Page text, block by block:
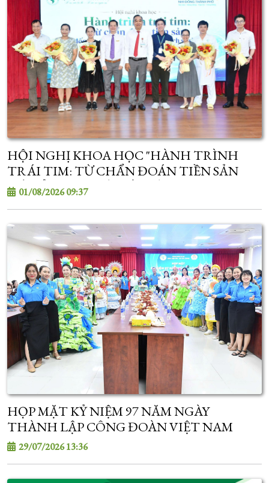
HỘI NGHỊ KHOA HỌC "HÀNH TRÌNH
TRÁI TIM: TỪ CHẨN ĐOÁN TIỀN SẢN
ĐẾN ỔN ĐỊNH VÀ CẤP CỨU TIM MẠCH SƠ
SINH"
01/08/2026 09:37
HỌP MẶT KỶ NIỆM 97 NĂM NGÀY
THÀNH LẬP CÔNG ĐOÀN VIỆT NAM
29/07/2026 13:36